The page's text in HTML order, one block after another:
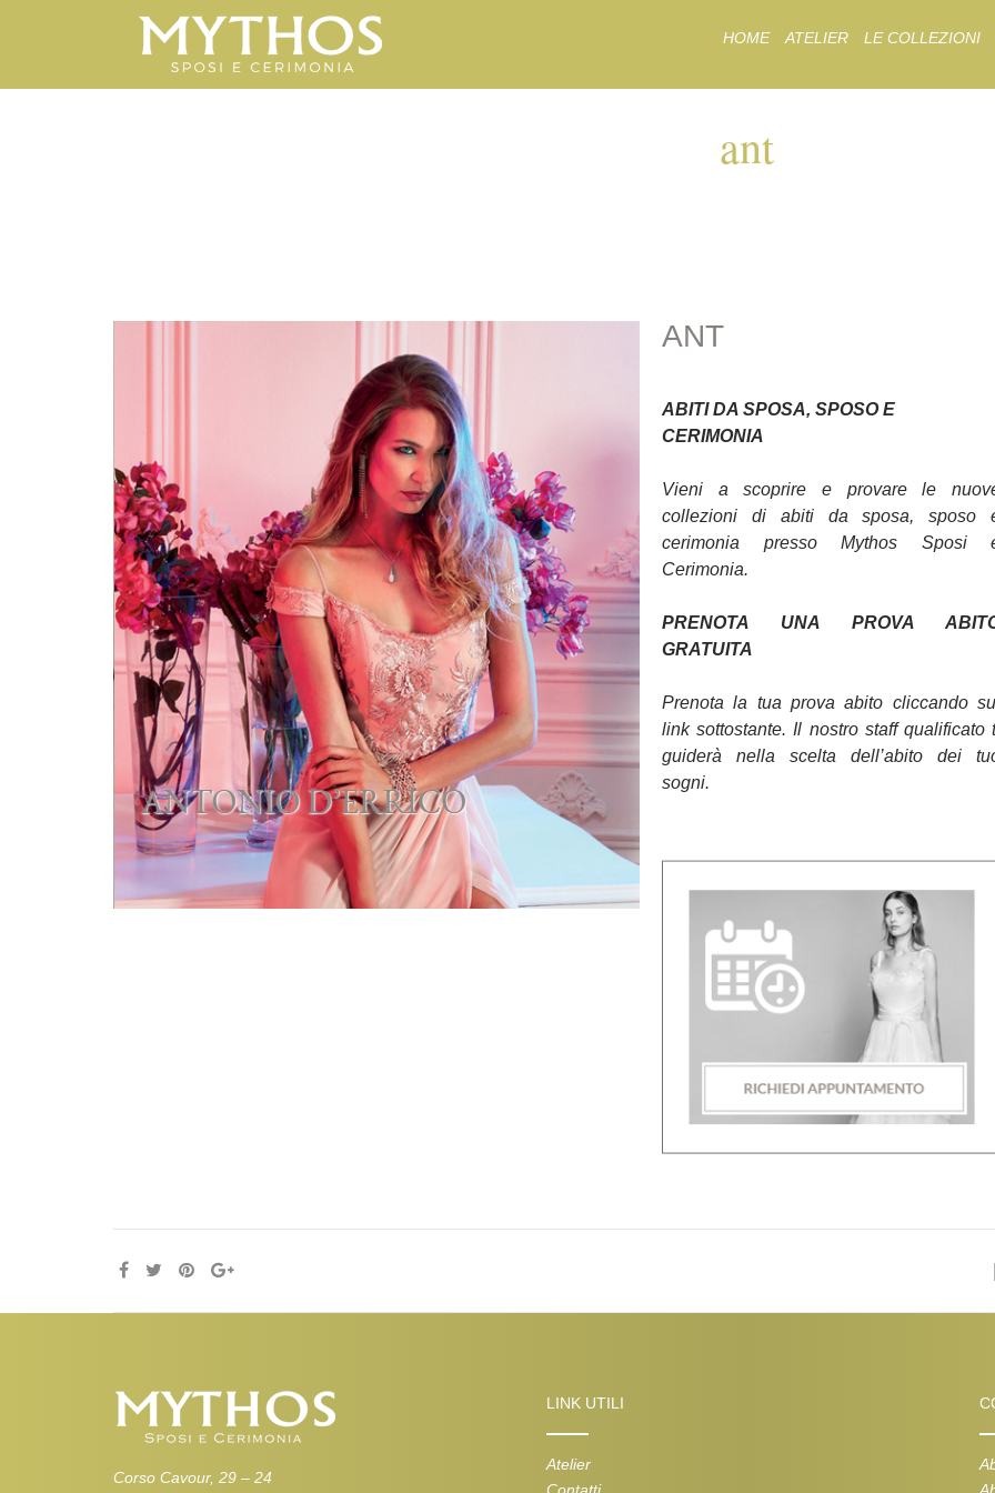
to
HOME ATELIER LE COLLEZIONI
ant
ANT
ABITI DA SPOSA, SPOSO E
CERIMONIA
Vieni a scoprire e provare le
collezioni di abiti da sposa, sposo
cerimonia presso Mythos Sposi
Cerimonia.
PRENOTA UNA PROVA
GRATUITA
Prenota la tua prova abito cliccando
link sottostante. Il nostro staff qualificato
guiderà nella scelta dell’abito dei
sogni.
Corso Cavour, 29 – 24
LINK UTILI
Atelier